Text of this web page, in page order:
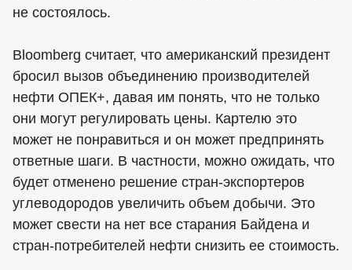
не состоялось.
Bloomberg считает, что американский президент
бросил вызов объединению производителей
нефти ОПЕК+, давая им понять, что не только
они могут регулировать цены. Картелю это
может не понравиться и он может предпринять
ответные шаги. В частности, можно ожидать, что
будет отменено решение стран-экспортеров
углеводородов увеличить объем добычи. Это
может свести на нет все старания Байдена и
стран-потребителей нефти снизить ее стоимость.